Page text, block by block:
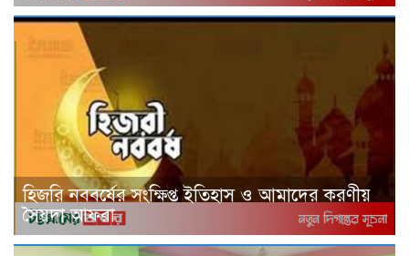
হিজরি নববর্ষের সংক্ষিপ্ত ইতিহাস ও আমাদের করণীয়
সৈয়দা আফরা